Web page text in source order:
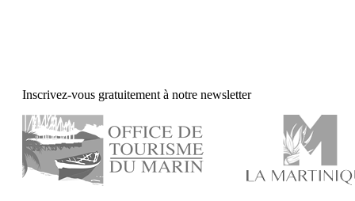
Inscrivez-vous gratuitement à notre newsletter